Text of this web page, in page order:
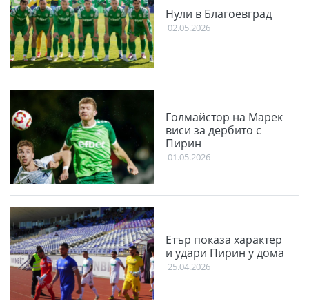
Нули в Благоевград
02.05.2026
Голмайстор на Марек
виси за дербито с
Пирин
01.05.2026
Етър показа характер
и удари Пирин у дома
25.04.2026